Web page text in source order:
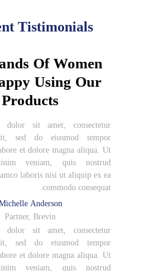
Tistimonials
Of Women
Using Our
Products
dolor sit amet, consectetur
sed do eiusmod tempor
et dolore magna aliqua. Ut
veniam, quis nostrud
laboris nisi ut aliquip ex ea
commodo consequat.
Anderson
Partner, Brevin
dolor sit amet, consectetur
sed do eiusmod tempor
et dolore magna aliqua. Ut